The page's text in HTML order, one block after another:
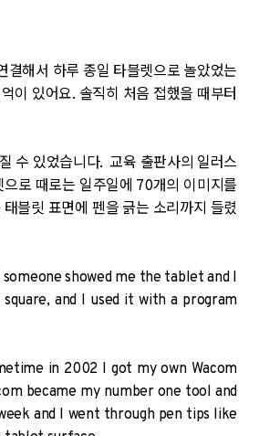
결해서 하루 종일 타블렛으로 놀았었는
이 있어요. 솔직히 처음 접했을 때부터
수 있었습니다. 교육 출판사의 일러스
로 때로는 일주일에 70개의 이미지를
블릿 표면에 펜을 긁는 소리까지 들렸
showed me the tablet and I
and I used it with a program
in 2002 I got my own Wacom
became my number one tool and
and I went through pen tips like